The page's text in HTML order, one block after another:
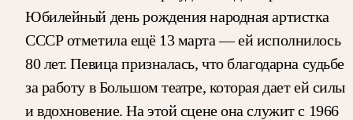
Юбилейный день рождения народная артистка
СССР отметила ещё 13 марта — ей исполнилось
80 лет. Певица призналась, что благодарна судьбе
за работу в Большом театре, которая дает ей силы
и вдохновение. На этой сцене она служит с 1966